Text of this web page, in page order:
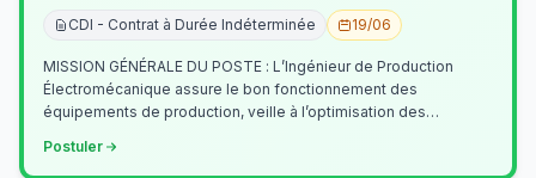
CDI - Contrat à Durée Indéterminée
19/06
MISSION GÉNÉRALE DU POSTE : L’Ingénieur de Production
Électromécanique assure le bon fonctionnement des
équipements de production, veille à l’optimisation des
Postuler